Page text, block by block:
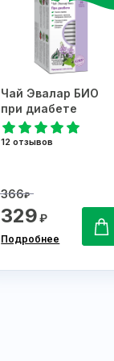
Чай Эвалар БИО
при диабете
12 отзывов
366₽
329₽
Подробнее